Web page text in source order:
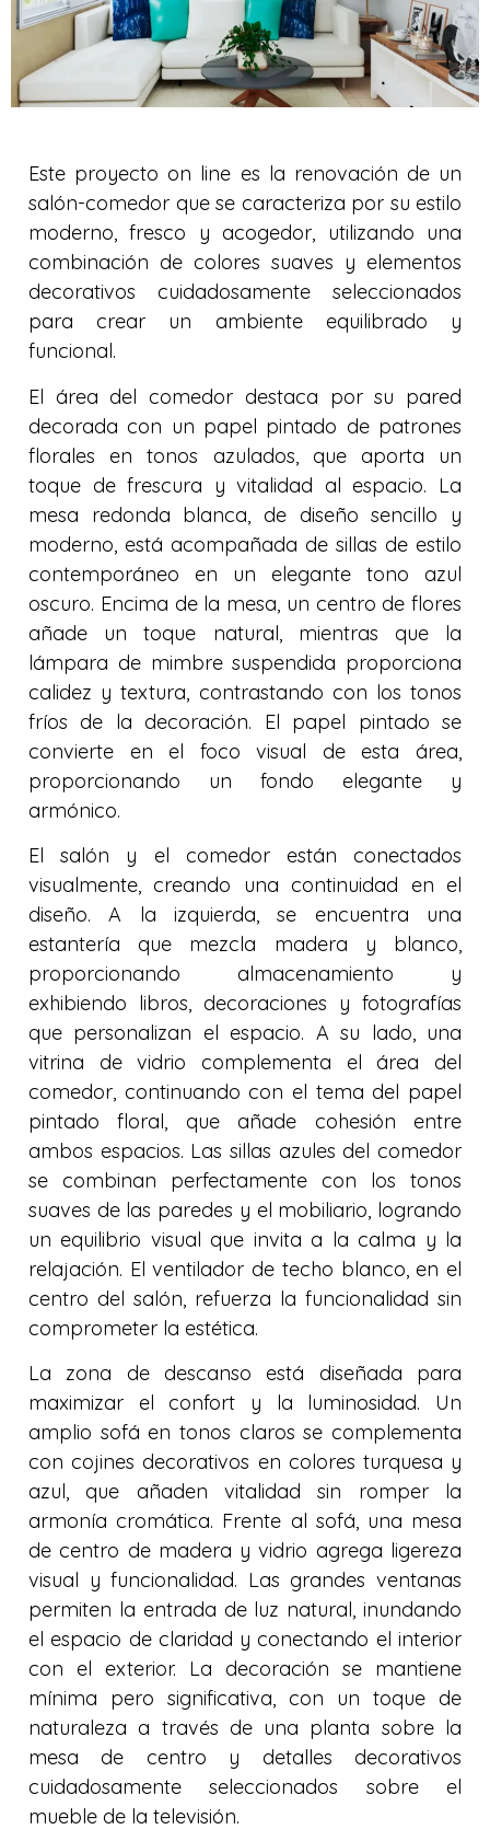
Este proyecto on line es la renovación de un
salón-comedor que se caracteriza por su estilo
moderno, fresco y acogedor, utilizando una
combinación de colores suaves y elementos
decorativos cuidadosamente seleccionados
para crear un ambiente equilibrado y
funcional.
El área del comedor destaca por su pared
decorada con un papel pintado de patrones
florales en tonos azulados, que aporta un
toque de frescura y vitalidad al espacio. La
mesa redonda blanca, de diseño sencillo y
moderno, está acompañada de sillas de estilo
contemporáneo en un elegante tono azul
oscuro. Encima de la mesa, un centro de flores
añade un toque natural, mientras que la
lámpara de mimbre suspendida proporciona
calidez y textura, contrastando con los tonos
fríos de la decoración. El papel pintado se
convierte en el foco visual de esta área,
proporcionando un fondo elegante y
armónico.
El salón y el comedor están conectados
visualmente, creando una continuidad en el
diseño. A la izquierda, se encuentra una
estantería que mezcla madera y blanco,
proporcionando almacenamiento y
exhibiendo libros, decoraciones y fotografías
que personalizan el espacio. A su lado, una
vitrina de vidrio complementa el área del
comedor, continuando con el tema del papel
pintado floral, que añade cohesión entre
ambos espacios. Las sillas azules del comedor
se combinan perfectamente con los tonos
suaves de las paredes y el mobiliario, logrando
un equilibrio visual que invita a la calma y la
relajación. El ventilador de techo blanco, en el
centro del salón, refuerza la funcionalidad sin
comprometer la estética.
La zona de descanso está diseñada para
maximizar el confort y la luminosidad. Un
amplio sofá en tonos claros se complementa
con cojines decorativos en colores turquesa y
azul, que añaden vitalidad sin romper la
armonía cromática. Frente al sofá, una mesa
de centro de madera y vidrio agrega ligereza
visual y funcionalidad. Las grandes ventanas
permiten la entrada de luz natural, inundando
el espacio de claridad y conectando el interior
con el exterior. La decoración se mantiene
mínima pero significativa, con un toque de
naturaleza a través de una planta sobre la
mesa de centro y detalles decorativos
cuidadosamente seleccionados sobre el
mueble de la televisión.